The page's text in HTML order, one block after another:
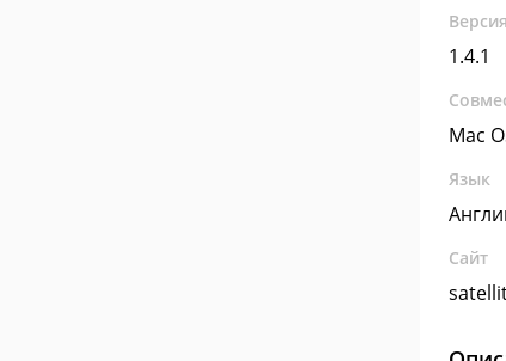
Версия
1.4.1
Mac
Язык
Сайт